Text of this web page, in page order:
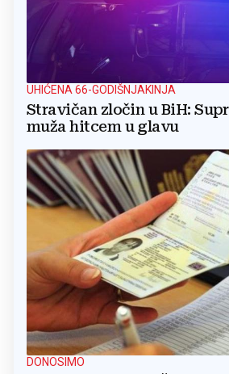
UHIĆENA 66-GODIŠNJAKINJA
Stravičan zločin u BiH:
muža hitcem u glavu
DONOSIMO